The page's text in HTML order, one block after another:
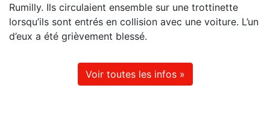
Rumilly. Ils circulaient ensemble sur une trottinette
lorsqu’ils sont entrés en collision avec une voiture. L’un
d’eux a été grièvement blessé.
Voir toutes les infos »